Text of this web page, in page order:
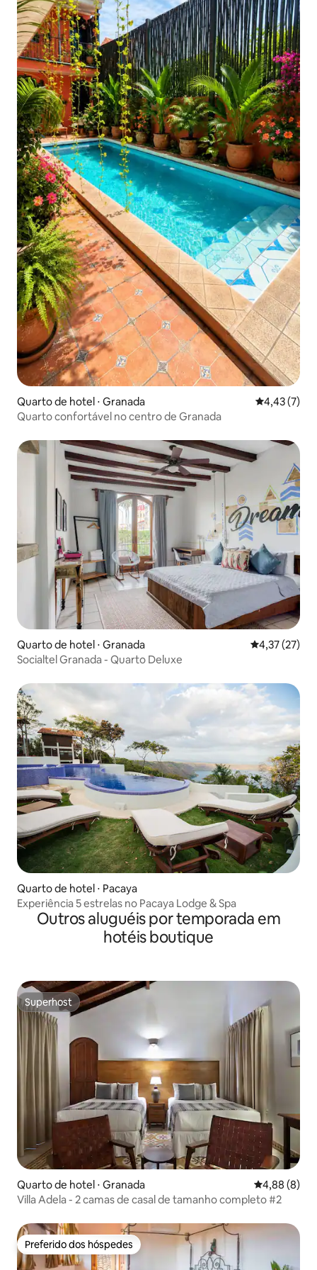
Quarto de hotel ⋅ Granada 4,43 de
4,43 (7)
Quarto confortável no centro de Granada
Quarto de hotel ⋅ Granada 4,37 de uma
4,37 (27)
Socialtel Granada - Quarto Deluxe
Quarto de hotel ⋅ Pacaya
Experiência 5 estrelas no Pacaya Lodge & Spa
Outros aluguéis por temporada em
hotéis boutique
Superhost
Superhost
Quarto de hotel ⋅ Granada 4,88 de uma
4,88 (8)
Villa Adela - 2 camas de casal de tamanho completo #2
Preferido dos hóspedes
Preferido dos hóspedes